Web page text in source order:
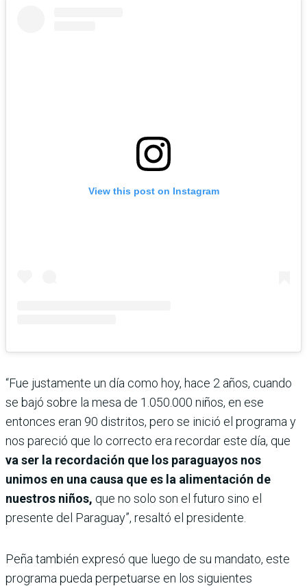
View this post on Instagram
“Fue justamente un día como hoy, hace 2 años, cuando
se bajó sobre la mesa de 1.050.000 niños, en ese
entonces eran 90 distritos, pero se inició el programa y
nos pareció que lo correcto era recordar este día, que
va ser la recordación que los paraguayos nos
unimos en una causa que es la alimentación de
nuestros niños, que no solo son el futuro sino el
presente del Paraguay”, resaltó el presidente.
Peña también expresó que luego de su mandato, este
programa pueda perpetuarse en los siguientes